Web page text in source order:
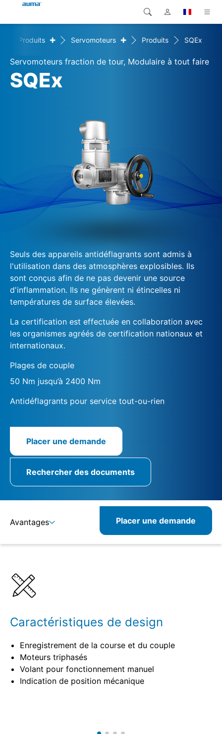
Produits
Solutions
Global
Europe
Amérique du Nord
Recherche
Produits + Servomoteurs + Produits SQEx
Servomoteurs fraction de tour, Modulaire à tout faire
SQEx
Seuls des appareils antidéflagrants sont admis à
l'utilisation dans des atmosphères explosibles. Ils
sont conçus afin de ne pas devenir une source
d'inflammation. Ils ne génèrent ni étincelles ni
températures de surface élevées.
La certification est effectuée en collaboration avec
les organismes agréés de certification nationaux et
internationaux.
Plages de couple
50 Nm jusqu’à 2400 Nm
Antidéflagrants pour service tout-ou-rien
Placer une demande
Rechercher des documents
Avantages
Produits combinables
Produits similaires
Placer une demande
Caractéristiques de design
Enregistrement de la course et du couple
Moteurs triphasés
Volant pour fonctionnement manuel
Indication de position mécanique